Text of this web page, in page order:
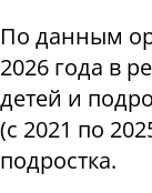
По данным
2026 года в
детей и
(с 2021 по
подростка.